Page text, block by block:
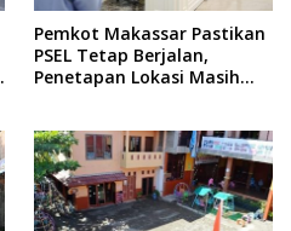
Pemkot Makassar Pastikan
PSEL Tetap Berjalan,
Penetapan Lokasi Masih